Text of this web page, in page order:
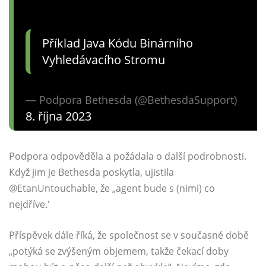
Příklad Java Kódu Binárního
Vyhledávacího Stromu
— Podpora Bethesda (@BethesdaSupport)
8. října 2023
Podpora odpověděla a požádala o další podrobnosti.
Když jim je Bethesda poskytla, ujistila
@EtanUntouchable, že „agent bude s (nimi) co
nejdříve.'
Příspěvek dále říká, že společnost se v současné době
„potýká se zvýšeným objemem, takže čekací doby